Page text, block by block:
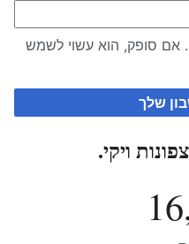
סופק, הוא עשוי לשמש
שלך
ויקי.